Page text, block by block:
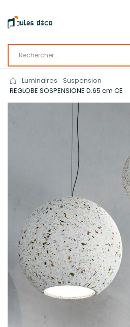
Luminaires
Suspension
REGLOBE SOSPENSIONE D.65 cm CE